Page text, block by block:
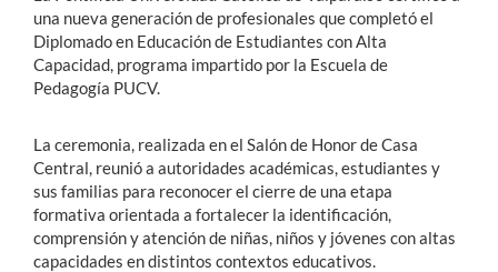
una nueva generación de profesionales que completó el
Diplomado en Educación de Estudiantes con Alta
Capacidad, programa impartido por la Escuela de
Pedagogía PUCV.
La ceremonia, realizada en el Salón de Honor de Casa
Central, reunió a autoridades académicas, estudiantes y
sus familias para reconocer el cierre de una etapa
formativa orientada a fortalecer la identificación,
comprensión y atención de niñas, niños y jóvenes con altas
capacidades en distintos contextos educativos.